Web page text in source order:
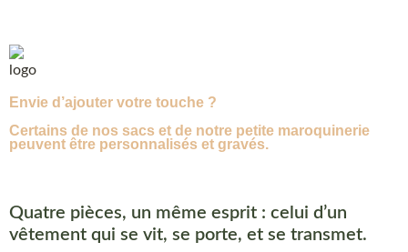
Quatre pièces, un même esprit : celui d’un
vêtement qui se vit, se porte, et se transmet.
Envie d’ajouter votre touche ?
Certains de nos sacs et de notre petite maroquinerie
peuvent être personnalisés et gravés.